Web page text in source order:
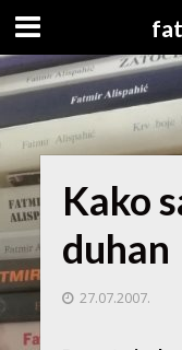
Kako
duhan
27.07.2007.